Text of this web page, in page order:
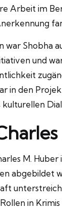
Arbeit im
Shobha
und
in den
M.
abgebildet
in